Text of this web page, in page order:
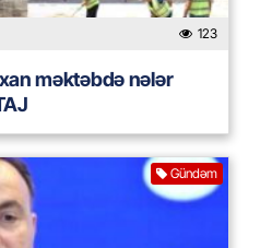
123
məktəbdə nələr
Gündəm